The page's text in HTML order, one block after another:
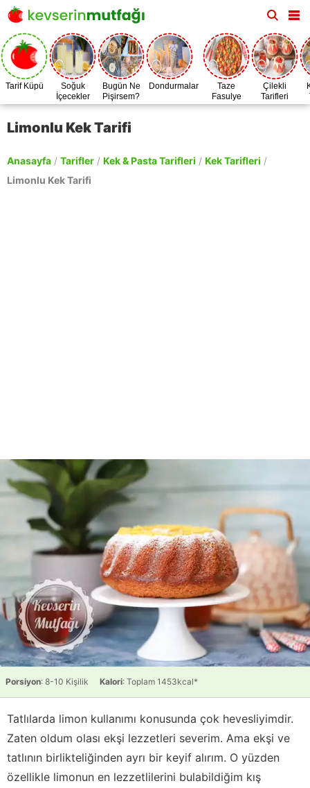
Tarif Küpü
Soğuk
İçecekler
Bugün Ne
Pişirsem?
Dondurmalar
Taze
Fasulye
Zamanı
Çilekli
Tarifleri
Limonlu Kek Tarifi
Anasayfa / Tarifler / Kek & Pasta Tarifleri / Kek Tarifleri /
Limonlu Kek Tarifi
Porsiyon: 8-10 Kişilik Kalori: Toplam 1453kcal*
Tatlılarda limon kullanımı konusunda çok hevesliyimdir.
Zaten oldum olası ekşi lezzetleri severim. Ama ekşi ve
tatlının birlikteliğinden ayrı bir keyif alırım. O yüzden
özellikle limonun en lezzetlilerini bulabildiğim kış